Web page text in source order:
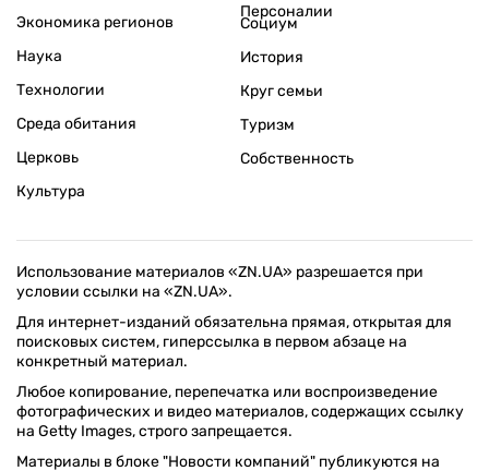
Экономика регионов
Персоналии
Наука
Технологии
Среда обитания
Церковь
Культура
Социум
История
Круг семьи
Туризм
Собственность
Использование материалов «ZN.UA» разрешается при
условии ссылки на «ZN.UA».
Для интернет-изданий обязательна прямая, открытая для
поисковых систем, гиперссылка в первом абзаце на
конкретный материал.
Любое копирование, перепечатка или воспроизведение
фотографических и видео материалов, содержащих ссылку
на Getty Images, строго запрещается.
Материалы в блоке "Новости компаний" публикуются на